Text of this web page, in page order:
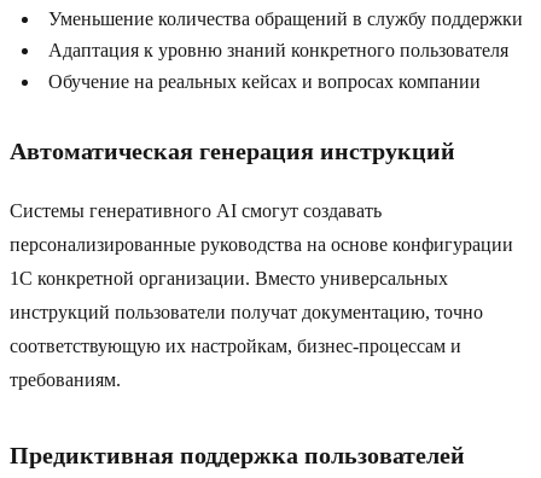
Уменьшение количества обращений в службу поддержки
Адаптация к уровню знаний конкретного пользователя
Обучение на реальных кейсах и вопросах компании
Автоматическая генерация инструкций
Системы генеративного AI смогут создавать
персонализированные руководства на основе конфигурации
1C конкретной организации. Вместо универсальных
инструкций пользователи получат документацию, точно
соответствующую их настройкам, бизнес-процессам и
требованиям.
Предиктивная поддержка пользователей